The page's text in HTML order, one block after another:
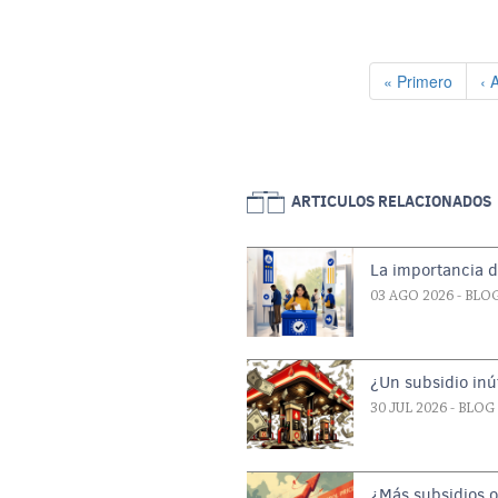
Primera página
« Primero ‹
ARTICULOS RELACIONADOS
La importancia
03 AGO 2026 -
¿Un subsidio
30 JUL 2026 - BLOG